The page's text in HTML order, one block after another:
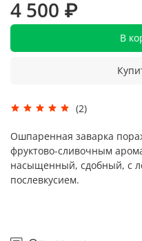
(2)
4 500 ₽
В
Ошпаренная заварка
фруктово-сливочным
насыщенный, сдобный, с
послевкусием.